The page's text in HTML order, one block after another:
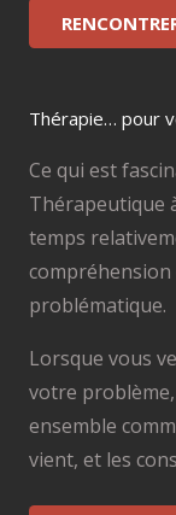
Thérapie… pour
Ce qui est
Thérapeutique
temps
compréhension
problématique.
Lorsque vous
votre
ensemble
vient, et les